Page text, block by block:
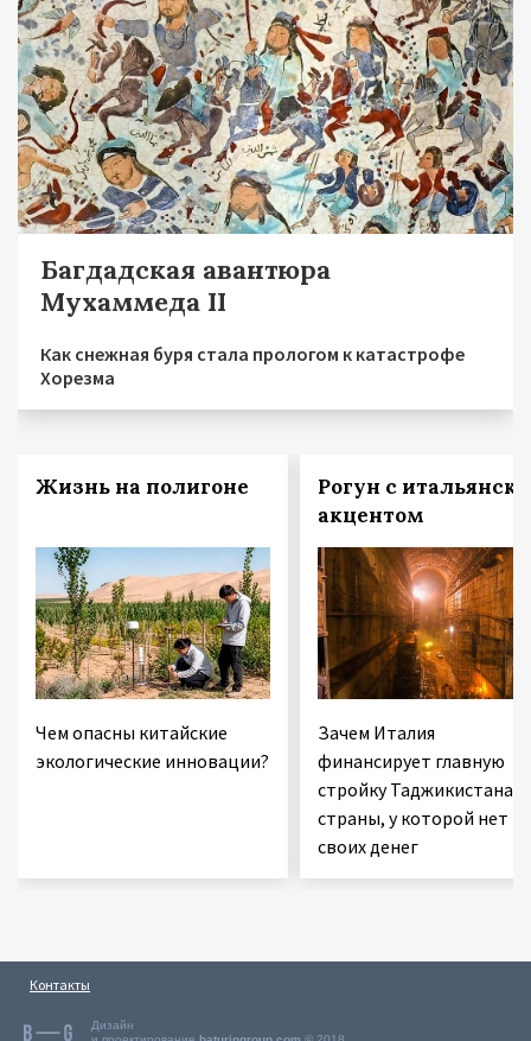
Багдадская авантюра
Мухаммеда II
Как снежная буря стала прологом к катастрофе
Хорезма
Жизнь на полигоне
Чем опасны китайские
экологические инновации?
Рогун с
акцентом
Зачем Италия
финансирует главную
стройку Таджикистана —
страны, у которой нет
своих денег
Контакты
Дизайн